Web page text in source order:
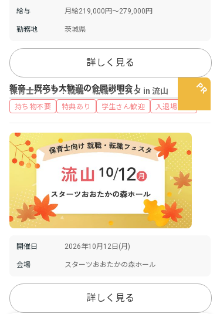
給与 月給219,000円～279,000円
勤務地 茨城県
詳しく見る
保育士バンク！就職・転職フェスタ in 流山
新卒・既卒も大歓迎の合同説明会！
持ち物不要 特典あり 学生さん歓迎 入退場自由
開催日 2026年10月12日(月)
会場 スターツおおたかの森ホール
詳しく見る